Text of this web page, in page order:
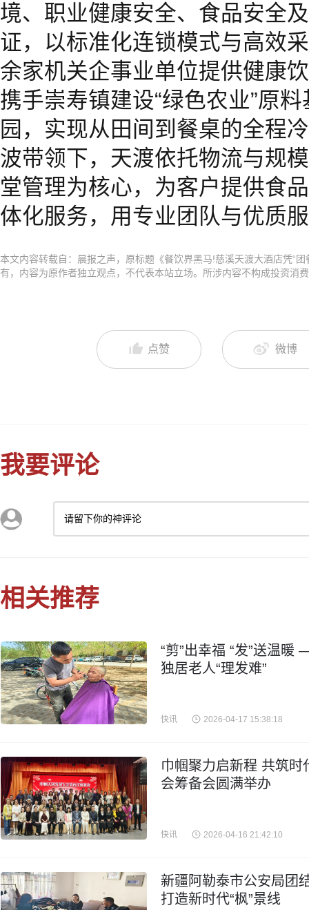
境、职业健康安全、食品安全
证，以标准化连锁模式与高效
余家机关企事业单位提供健康
携手崇寿镇建设“绿色农业”原
园，实现从田间到餐桌的全程
波带领下，天渡依托物流与规
堂管理为核心，为客户提供食
体化服务，用专业团队与优质
本文内容转载自：晨报之声，原标题《餐饮界黑马!慈溪天渡大酒店凭“
有，内容为原作者独立观点，不代表本站立场。所涉内容不构成投资消
点赞 微博
我要评论
请留下你的神评论
相关推荐
“剪”出幸福 “发”送温
独居老人“理发难”
快讯 2026-04-17 15:38:18
巾帼聚力启新程 共筑
会筹备会圆满举办
快讯 2026-04-16 21:42:10
新疆阿勒泰市公安局团
打造新时代“枫”景线